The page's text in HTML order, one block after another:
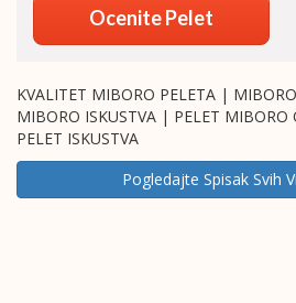
Ocenite Pelet
KVALITET MIBORO PELETA |
MIBORO ISKUSTVA | PELET
PELET ISKUSTVA
Pogledajte Spisak Svih